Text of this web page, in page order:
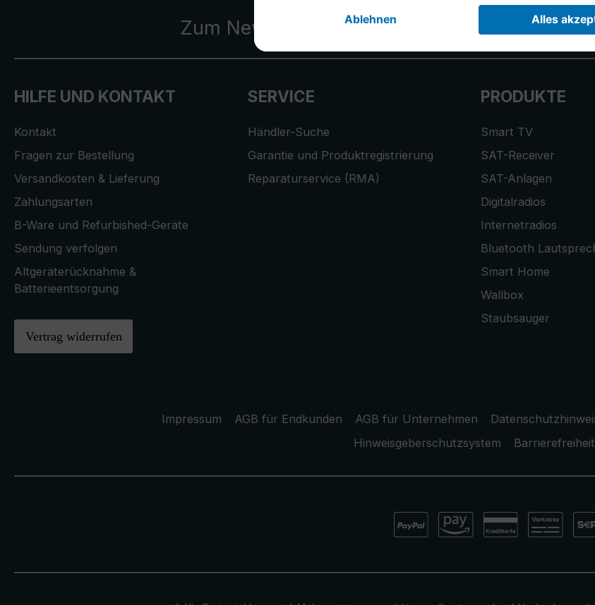
Zum Newsletter anmelden und 10,-€
HILFE UND KONTAKT
Kontakt
Fragen zur Bestellung
Versandkosten & Lieferung
Zahlungsarten
B-Ware und Refurbished-Geräte
Sendung verfolgen
Altgeräterücknahme &
Batterieentsorgung
Vertrag widerrufen
SERVICE
Händler-Suche
Garantie und Produktregistrierung
Reparaturservice (RMA)
PRODUKTE
Smart TV
SAT-Receiver
SAT-Anlagen
Digitalradios
Internetradios
Bluetooth
Smart Home
Wallbox
Staubsauger
Impressum AGB für Endkunden AGB für Unternehmen
Hinweisgeberschutzsystem
Barrierefreiheit